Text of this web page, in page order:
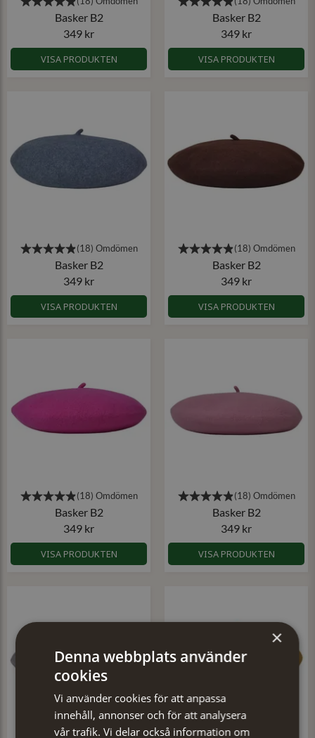
Basker B2
349 kr
VISA PRODUKTEN
Basker B2
349 kr
VISA PRODUKTEN
Basker B2
349 kr
VISA PRODUKTEN
Basker B2
349 kr
VISA PRODUKTEN
Basker B2
349 kr
VISA PRODUKTEN
Basker B2
349 kr
VISA PRODUKTEN
×
Denna webbplats använder
cookies
Vi använder cookies för att anpassa
innehåll, annonser och för att analysera
vår trafik. Vi delar också information om